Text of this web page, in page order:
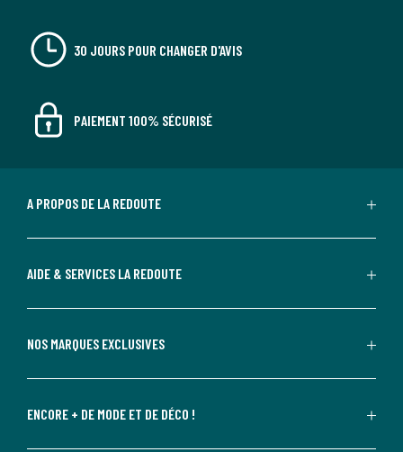
30 JOURS POUR CHANGER D'AVIS
PAIEMENT 100% SÉCURISÉ
A PROPOS DE LA REDOUTE
AIDE & SERVICES LA REDOUTE
NOS MARQUES EXCLUSIVES
ENCORE + DE MODE ET DE DÉCO !